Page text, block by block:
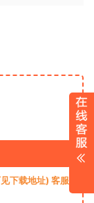
下载地址) 客服